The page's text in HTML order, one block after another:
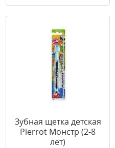
Зубная щетка детская
Pierrot Монстр (2-8
лет)